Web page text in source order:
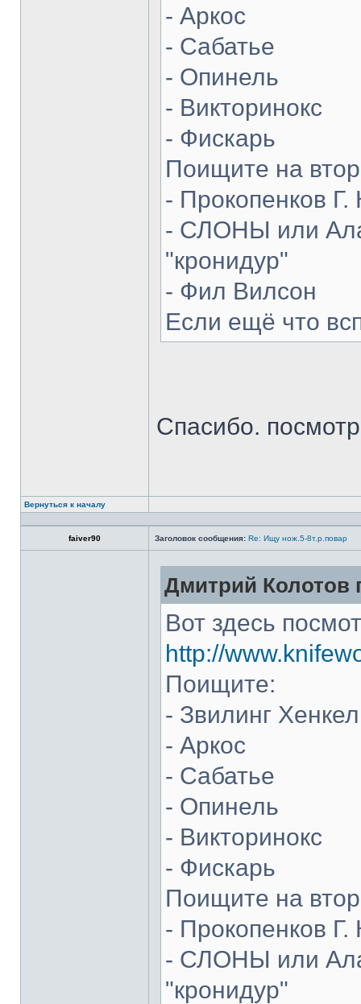
- Аркос
- Сабатье
- Опинель
- Викторинокс
- Фискарь
Поищите на
- Прокопенков Г.
- СЛОНЫ или
"кронидур"
- Фил Вилсон
Если ещё что
Спасибо.
Вернуться к началу
faiver90 Заголовок сообщения: Re: Ищу нож.5-8т.р.повар
Дмитрий Колотов
Вот здесь
http://
Поищите:
- Звилинг
- Аркос
- Сабатье
- Опинель
- Викторинокс
- Фискарь
Поищите на
- Прокопенков Г.
- СЛОНЫ или
"кронидур"